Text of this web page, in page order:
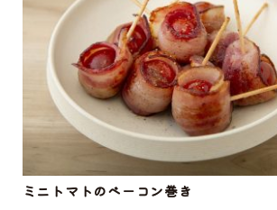
ミニトマトのベーコン巻き